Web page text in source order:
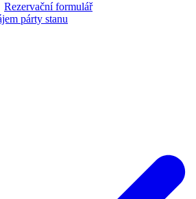
Rezervační formulář
párty stanu